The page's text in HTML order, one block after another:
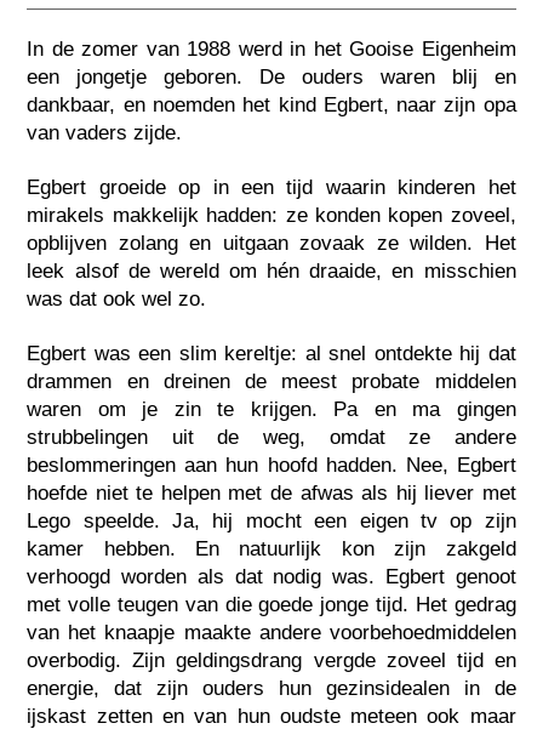
In de zomer van 1988 werd in het Gooise Eigenheim
een jongetje geboren. De ouders waren blij en
dankbaar, en noemden het kind Egbert, naar zijn opa
van vaders zijde.
Egbert groeide op in een tijd waarin kinderen het
mirakels makkelijk hadden: ze konden kopen zoveel,
opblijven zolang en uitgaan zovaak ze wilden. Het
leek alsof de wereld om hén draaide, en misschien
was dat ook wel zo.
Egbert was een slim kereltje: al snel ontdekte hij dat
drammen en dreinen de meest probate middelen
waren om je zin te krijgen. Pa en ma gingen
strubbelingen uit de weg, omdat ze andere
beslommeringen aan hun hoofd hadden. Nee, Egbert
hoefde niet te helpen met de afwas als hij liever met
Lego speelde. Ja, hij mocht een eigen tv op zijn
kamer hebben. En natuurlijk kon zijn zakgeld
verhoogd worden als dat nodig was. Egbert genoot
met volle teugen van die goede jonge tijd. Het gedrag
van het knaapje maakte andere voorbehoedmiddelen
overbodig. Zijn geldingsdrang vergde zoveel tijd en
energie, dat zijn ouders hun gezinsidealen in de
ijskast zetten en van hun oudste meteen ook maar